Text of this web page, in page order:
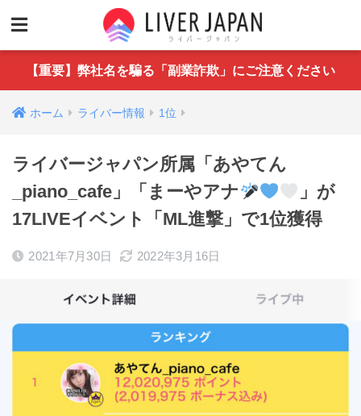
【重要】弊社名を騙る「副業詐欺」にご注意ください
ホーム ライバー情報 1位
ライバージャパン所属「あやてん
_piano_cafe」「まーやアナ
」が
17LIVEイベント「ML進撃」で1位獲得
2021年7月30日 2022年3月16日